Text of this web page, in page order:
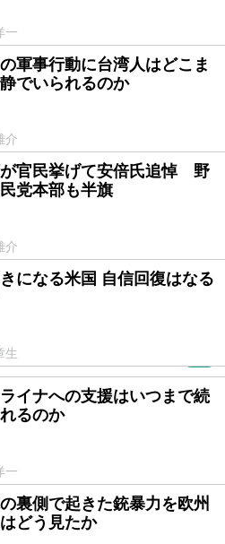
一
軍事行動に台湾人はどこま
でいられるのか
介
官民挙げて安倍氏追悼 野
党本部も半旗
介
になる米国 自信回復はなる
生
イナへの支援はいつまで続
るのか
一
裏側で起きた銃暴力を欧州
どう見たか